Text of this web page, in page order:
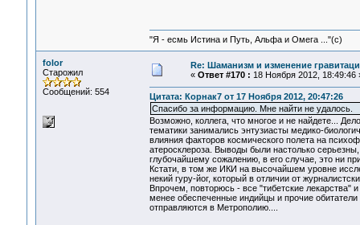
"Я - есмь Истина и Путь, Альфа и Омега ..."(с)
folor
Старожил
Сообщений: 554
Re: Шаманизм и изменение
« Ответ #170 : 18 Ноября 2012, 18:49:46
Цитата: Корнак7 от 17 Ноября 2012, 20:47:26
Спасибо за информацию. Мне найти не удалось.
Возможно, коллега, что многое и не найдете...
тематики занимались энтузиасты медико-
влияния факторов космического полета на
атеросклероза. Выводы были настолько
глубочайшему сожалению, в его случае, это ни
Кстати, в том же ИКИ на высочайшем уровне
некий гуру-йог, который в отличии от
Впрочем, повторюсь - все "тибетские лекарства"
менее обеспеченные индийцы и прочие
отправляются в Метрополию....